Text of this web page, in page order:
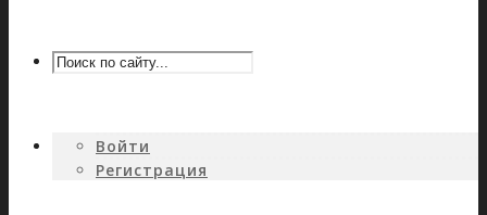
Войти
Регистрация